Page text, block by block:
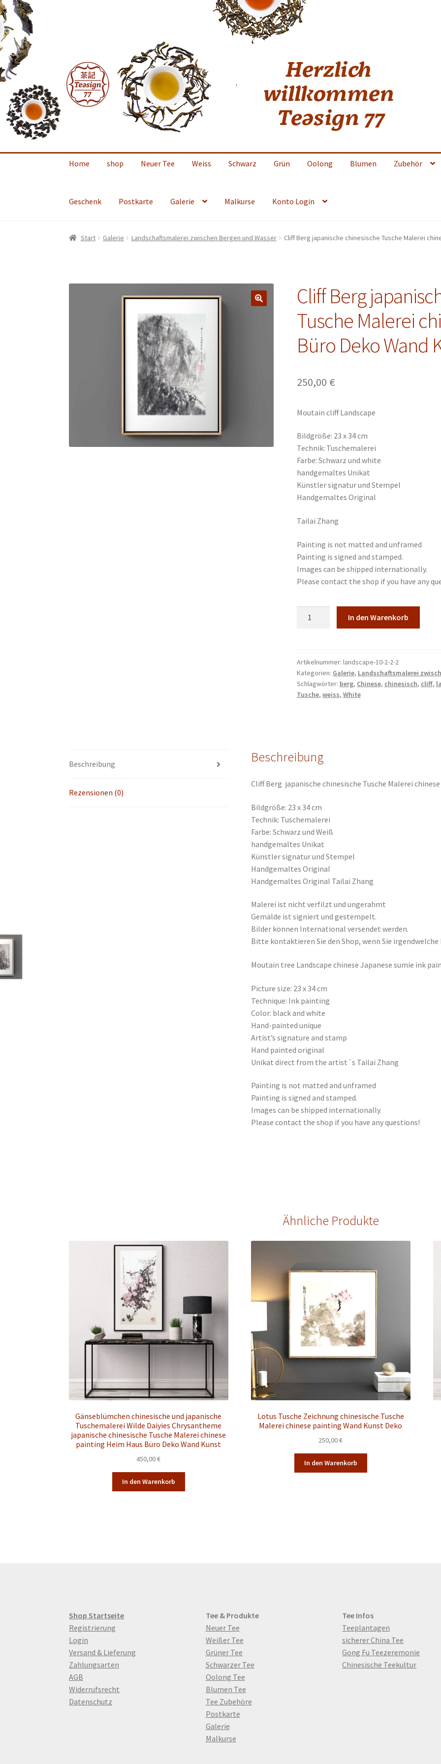
Home shop Neuer Tee Weiss Schwarz Grün Oolong Blumen Zubehör
Geschenk Postkarte Galerie Malkurse Konto Login
Start Galerie Landschaftsmalerei zwischen Bergen und Wasser Cliff Berg japanische chinesische Tusche Malerei
Cliff Berg
Tusche Malerei
Büro Deko Wand
250,00 €
Moutain cliffLandscape
Bildgröße: 23 x 34 cm
Technik: Tuschemalerei
Farbe: Schwarz und white
handgemaltes Unikat
Künstler signatur und Stempel
Handgemaltes Original
Tailai Zhang
Painting is not matted and unframed
Painting is signed and stamped.
Images can be shipped internationally.
Please contact the shop if you have any
Tusche
Malerei
chinese
painting
Kunst
In den Warenkorb
Artikelnummer: landscape-10-2-2-2
Kategorien: Galerie, Landschaftsmalerei
Schlagwörter: berg, Chinese, chinesisch, cliff,
Tusche, weiss, White
Beschreibung
Rezensionen (0)
Beschreibung
CliffBerg japanische chinesische Tusche Malerei
Bildgröße: 23 x 34 cm
Technik: Tuschemalerei
Farbe: Schwarz und Weiß
handgemaltes Unikat
Künstler signatur und Stempel
Handgemaltes Original
Handgemaltes Original Tailai Zhang
Malerei ist nicht verfilzt und ungerahmt
Gemälde ist signiert und gestempelt.
Bilder können International versendet werden.
Bitte kontaktieren Sie den Shop, wenn Sie irgendwelche
Moutain tree Landscape chinese Japanese sumie ink
Picture size: 23 x 34 cm
Technique: Ink painting
Color: black and white
Hand-painted unique
Artist’s signature and stamp
Hand painted original
Unikat direct from the artist´s Tailai Zhang
Painting is not matted and unframed
Painting is signed and stamped.
Images can be shipped internationally.
Please contact the shop if you have any questions!
Ähnliche Produkte
Gänseblümchen chinesische und japanische
Tuschemalerei Wilde Daiyies Chrysantheme
japanische chinesische Tusche Malerei chinese
painting Heim Haus Büro Deko Wand Kunst
450,00€
In den Warenkorb
Lotus Tusche Zeichnung chinesische Tusche
Malerei chinese painting Wand Kunst Deko
250,00€
In den Warenkorb
Shop Startseite
Registrierung
Login
Versand & Lieferung
Zahlungsarten
AGB
Widerrufsrecht
Datenschutz
Tee & Produkte
Neuer Tee
Weißer Tee
Grüner Tee
Schwarzer Tee
Oolong Tee
Blumen Tee
Tee Zubehöre
Postkarte
Galerie
Malkurse
Tee Infos
Teeplantagen
sicherer China Tee
Gong Fu Teezeremonie
Chinesische Teekultur